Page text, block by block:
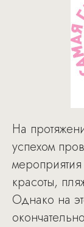
На
успехом
красоты,
Однако на